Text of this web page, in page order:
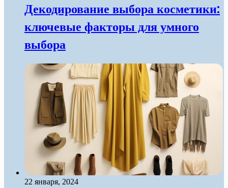
Декодирование выбора косметики:
ключевые факторы для умного
выбора
22 января, 2024